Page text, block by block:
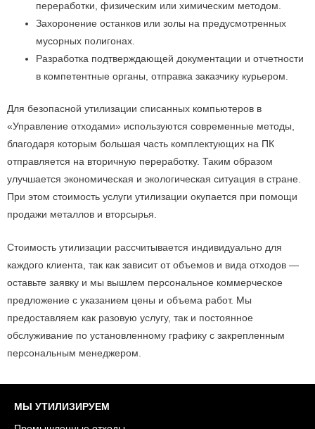
переработки, физическим или химическим методом.
Захоронение останков или золы на предусмотренных
мусорных полигонах.
Разработка подтверждающей документации и отчетности
в компетентные органы, отправка заказчику курьером.
Для безопасной утилизации списанных компьютеров в
«Управление отходами» используются современные методы,
благодаря которым большая часть комплектующих на ПК
отправляется на вторичную переработку. Таким образом
улучшается экономическая и экологическая ситуация в стране.
При этом стоимость услуги утилизации окупается при помощи
продажи металлов и вторсырья.
Стоимость утилизации рассчитывается индивидуально для
каждого клиента, так как зависит от объемов и вида отходов —
оставьте заявку и мы вышлем персональное коммерческое
предложение с указанием цены и объема работ. Мы
предоставляем как разовую услугу, так и постоянное
обслуживание по установленному графику с закрепленным
персональным менеджером.
МЫ УТИЛИЗИРУЕМ